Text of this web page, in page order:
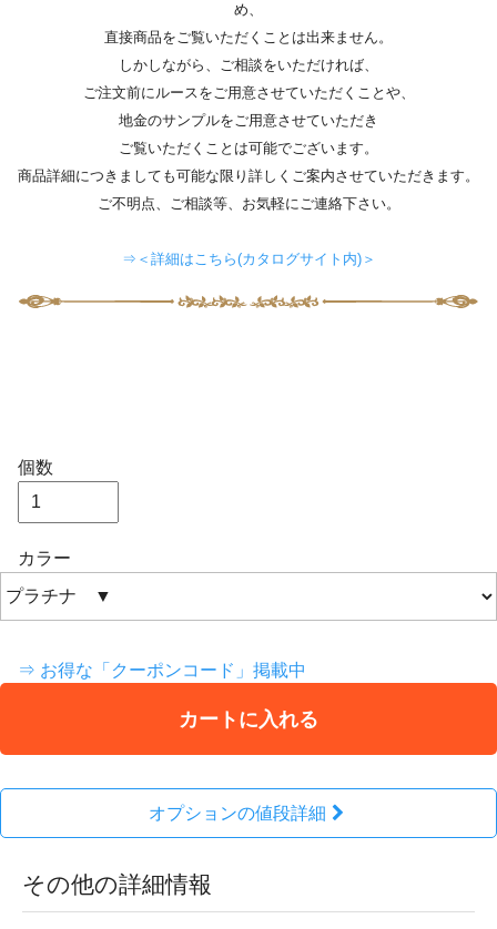
め、
直接商品をご覧いただくことは出来ません。
しかしながら、ご相談をいただければ、
ご注文前にルースをご用意させていただくことや、
地金のサンプルをご用意させていただき
ご覧いただくことは可能でございます。
商品詳細につきましても可能な限り詳しくご案内させていただきます。
ご不明点、ご相談等、お気軽にご連絡下さい。
⇒＜詳細はこちら(カタログサイト内)＞
個数
カラー
⇒ お得な「クーポンコード」掲載中
カートに入れる
オプションの値段詳細
その他の詳細情報